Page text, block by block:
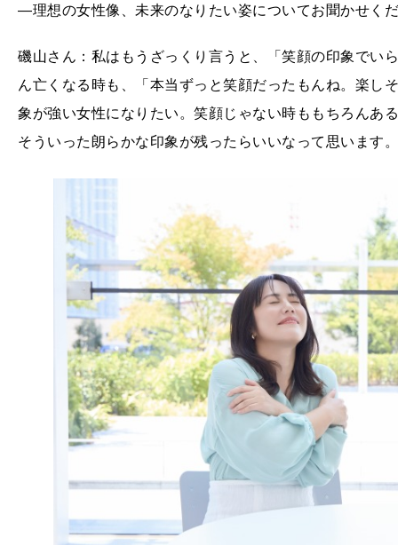
―理想の女性像、未来のなりたい姿についてお聞かせく
磯山さん：私はもうざっくり言うと、「笑顔の印象でい
ん亡くなる時も、「本当ずっと笑顔だったもんね。楽し
象が強い女性になりたい。笑顔じゃない時ももちろんあ
そういった朗らかな印象が残ったらいいなって思います。